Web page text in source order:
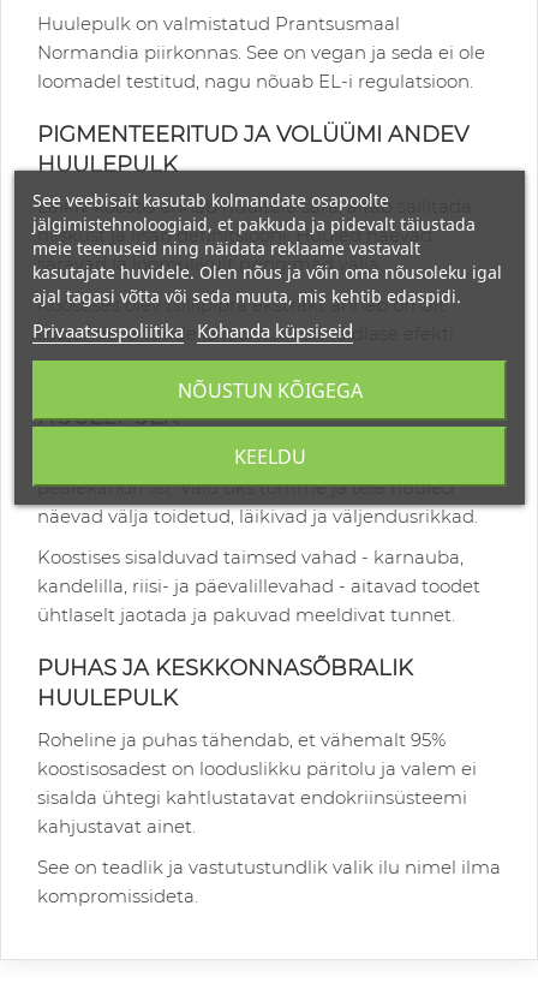
Huulepulk on valmistatud Prantsusmaal
Normandia piirkonnas. See on vegan ja seda ei ole
loomadel testitud, nagu nõuab EL-i regulatsioon.
PIGMENTEERITUD JA VOLÜÜMI ANDEV
HUULEPULK
Läikiv koostis annab huultele sära, aitab säilitada
niiskust ja lisab definitsiooni. Huuled näevad
säravad ja loomulikult pringimad välja.
Koostises olev tšillipipra ekstrakt annab õrnalt
soojendava tunde ja loomulikult täidlase efekti.
PIKAPÜSIV JA LIHTSALT PEALEKANDEV
HUULEPULK
Kreemjas tekstuur tagab kohese mugavuse pärast
pealekandmist. Vaid üks tõmme ja teie huuled
näevad välja toidetud, läikivad ja väljendusrikkad.
Koostises sisalduvad taimsed vahad - karnauba,
kandelilla, riisi- ja päevalillevahad - aitavad toodet
ühtlaselt jaotada ja pakuvad meeldivat tunnet.
PUHAS JA KESKKONNASÕBRALIK
HUULEPULK
Roheline ja puhas tähendab, et vähemalt 95%
koostisosadest on looduslikku päritolu ja valem ei
sisalda ühtegi kahtlustatavat endokriinsüsteemi
kahjustavat ainet.
See on teadlik ja vastutustundlik valik ilu nimel ilma
kompromissideta.
See veebisait kasutab kolmandate osapoolte
jälgimistehnoloogiaid, et pakkuda ja pidevalt täiustada
meie teenuseid ning näidata reklaame vastavalt
kasutajate huvidele. Olen nõus ja võin oma nõusoleku igal
ajal tagasi võtta või seda muuta, mis kehtib edaspidi.
Privaatsuspoliitika Kohanda küpsiseid
KEELDU
NÕUSTUN KÕIGEGA